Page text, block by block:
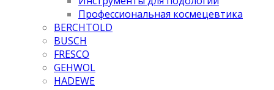
Профессиональная космецевтика
BERCHTOLD
BUSCH
FRESCO
GEHWOL
HADEWE